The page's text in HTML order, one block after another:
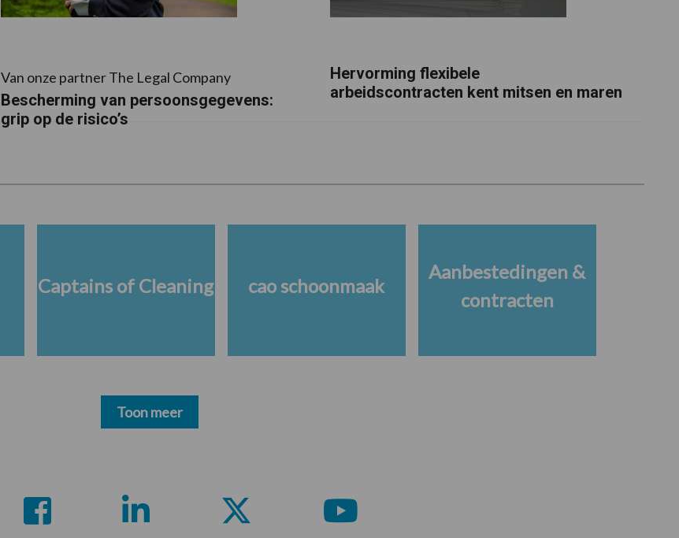
Van onze partner The Legal Company
Bescherming van persoonsgegevens:
grip op de risico’s
Hervorming flexibele
arbeidscontracten kent mitsen en maren
Captains of Cleaning cao schoonmaak
Aanbestedingen &
contracten
Toon meer